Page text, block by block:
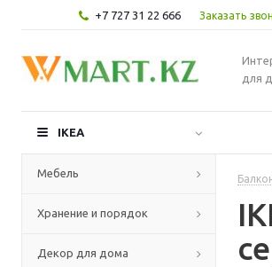
+7 727 31 22 666 Заказать
для
IKEA
Мебель
Хранение и порядок
Декор для дома